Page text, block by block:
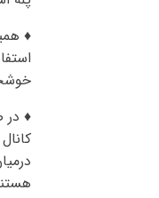
♦
♦ در